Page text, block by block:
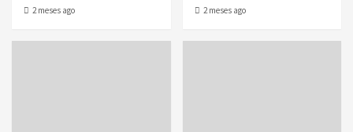
2 meses ago 2 meses ago